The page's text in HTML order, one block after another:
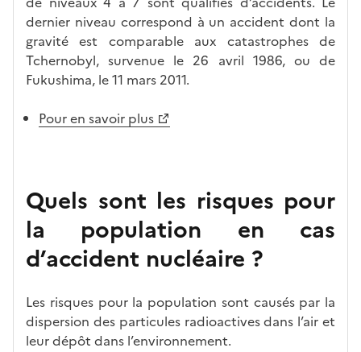
dernier niveau correspond à un accident dont la
gravité est comparable aux catastrophes de
Tchernobyl, survenue le 26 avril 1986, ou de
Fukushima, le 11 mars 2011.
Pour en savoir plus
Quels sont les risques pour
la population en cas
d’accident nucléaire ?
Les risques pour la population sont causés par la
dispersion des particules radioactives dans l’air et
leur dépôt dans l’environnement.